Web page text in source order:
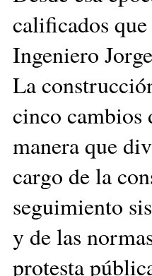
calificados
Ingeniero
La
cinco cambios
manera que
cargo de la
seguimiento
y de las
protesta